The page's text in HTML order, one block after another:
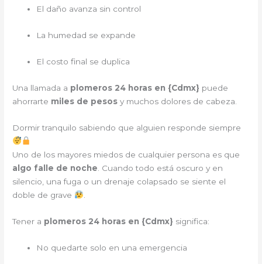
El daño avanza sin control
La humedad se expande
El costo final se duplica
Una llamada a plomeros 24 horas en {Cdmx} puede
ahorrarte miles de pesos y muchos dolores de cabeza.
Dormir tranquilo sabiendo que alguien responde siempre
Uno de los mayores miedos de cualquier persona es que
algo falle de noche . Cuando todo está oscuro y en
silencio, una fuga o un drenaje colapsado se siente el
doble de grave
Tener a plomeros 24 horas en {Cdmx} significa:
No quedarte solo en una emergencia